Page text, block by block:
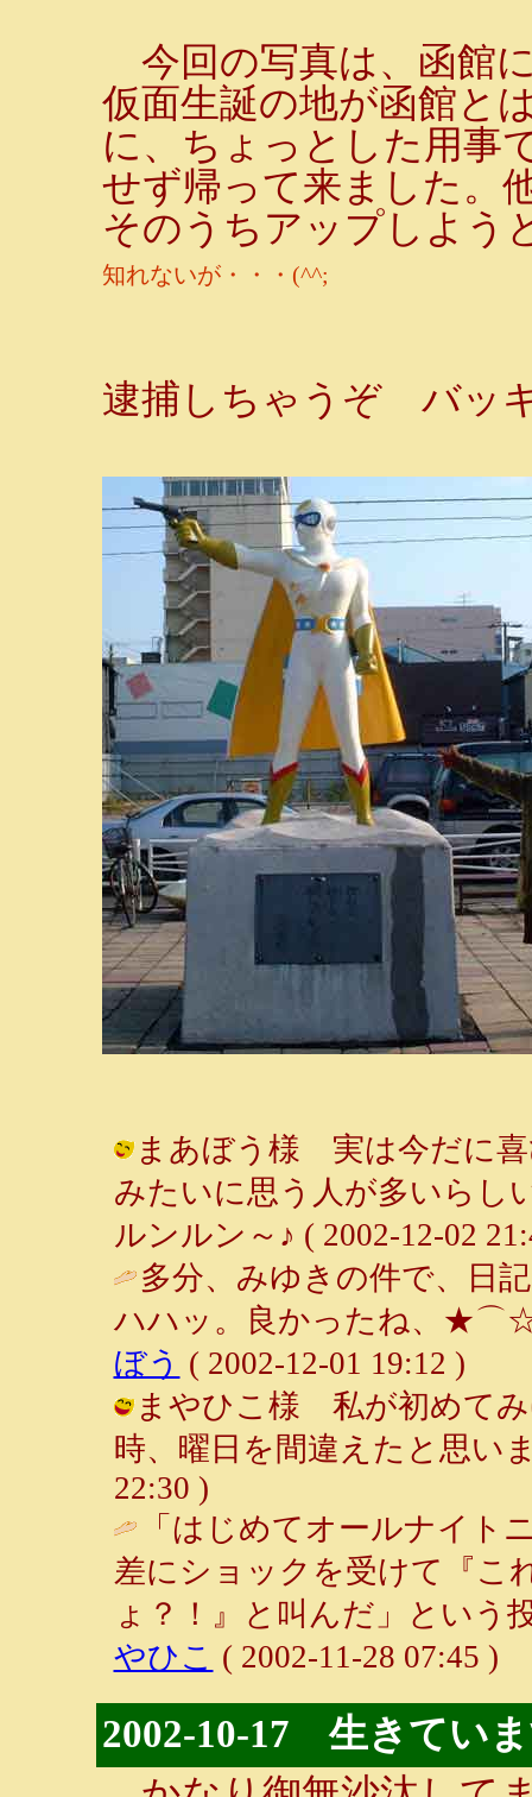
今回の写真は、函館
仮面生誕の地が函館と
に、ちょっとした用事
せず帰って来ました。
そのうちアップしよう
知れないが・・・(^^;
逮捕しちゃうぞ バッ
まあぼう様 実は今だに喜
みたいに思う人が多いらし
ルンルン～♪ ( 2002-12-02
多分、みゆきの件で、日
ハハッ。良かったね
ぼう ( 2002-12-01 19:12 )
まやひこ様 私が初めて
時、曜日を間違えたと思い
22:30 )
「はじめてオールナイト
差にショックを受けて『こ
ょ？！』と叫んだ」という
やひこ ( 2002-11-28 07:45 )
2002-10-17 生きてい